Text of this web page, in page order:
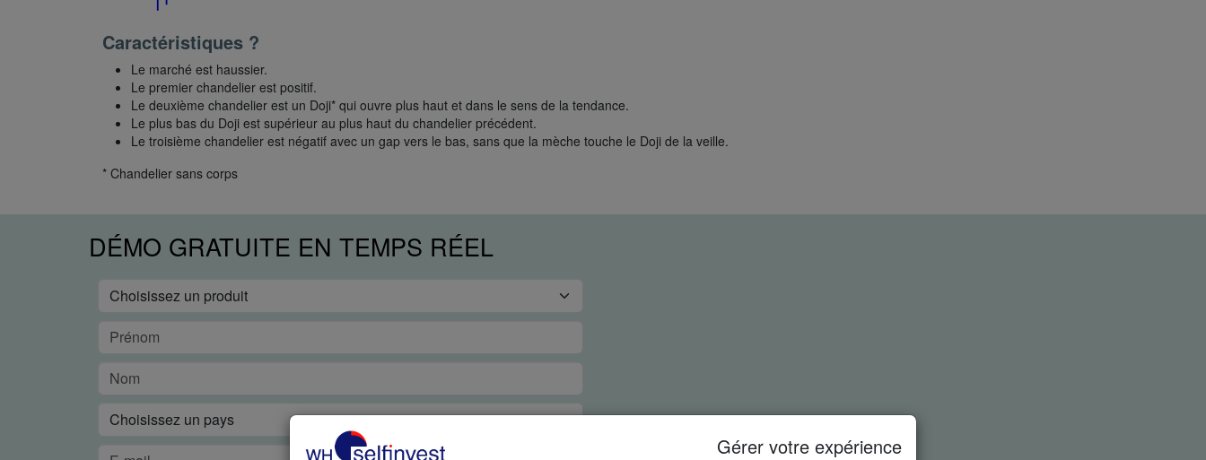
Caractéristiques ?
Le marché est haussier.
Le premier chandelier est positif.
Le deuxième chandelier est un Doji* qui ouvre plus haut et dans le sens de la tendance.
Le plus bas du Doji est supérieur au plus haut du chandelier précédent.
Le troisième chandelier est négatif avec un gap vers le bas, sans que la mèche touche le Doji de la veille.
* Chandelier sans corps
Gérer votre expérience
DÉMO GRATUITE EN TEMPS RÉEL